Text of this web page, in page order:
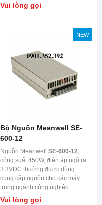
Vui lòng gọi
NEW
Bộ Nguồn Meanwell SE-
600-12
Nguồn Meanwell SE-600-12,
công suất 450W, điện áp ngõ ra
3.3VDC thường được dùng
cung cấp nguồn cho các máy
trong ngành công nghiệp.
Vui lòng gọi